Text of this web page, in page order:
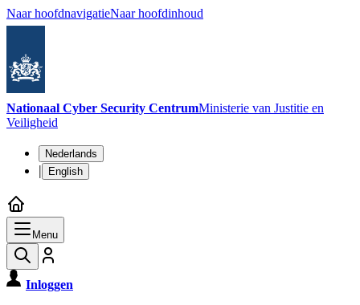
Naar hoofdnavigatieNaar hoofdinhoud
Nationaal Cyber Security CentrumMinisterie van Justitie en
Veiligheid
Taalkeuze
Nederlands
| English
Menu
Inloggen